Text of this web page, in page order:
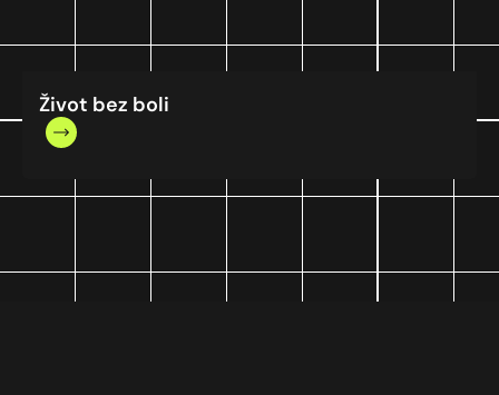
Život bez boli